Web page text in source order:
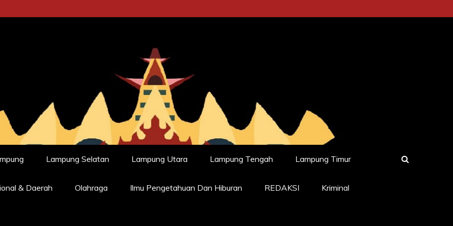
Lampung Selatan Lampung Utara Lampung Tengah Lampung Timur
& Daerah Olahraga Ilmu Pengetahuan Dan Hiburan REDAKSI Kriminal